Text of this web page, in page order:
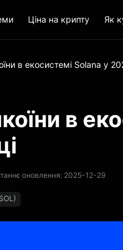
Ціна на крипту Як
в екосистемі Solana у
в
оновлення: 2025-12-29